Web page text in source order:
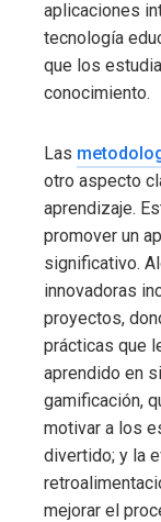
aplicaciones
tecnología
que los
conocimiento.
Las
otro aspecto
aprendizaje.
promover un
significativo.
innovadoras
proyectos,
prácticas que
aprendido en
gamificación,
motivar a los
divertido; y la
mejorar el